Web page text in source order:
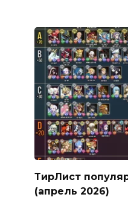
ТирЛист
(апрель 2026)